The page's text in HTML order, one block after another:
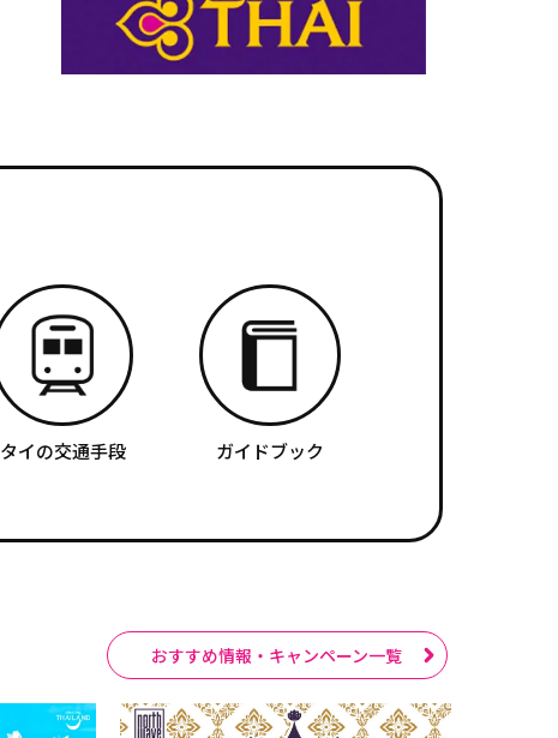
タイの交通手段 ガイドブック
おすすめ情報・キャンペーン一覧